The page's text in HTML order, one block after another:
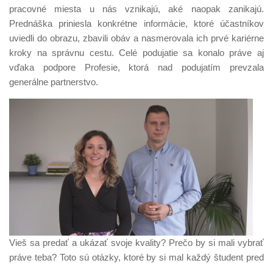
pracovné miesta u nás vznikajú, aké naopak zanikajú.
Prednáška priniesla konkrétne informácie, ktoré účastníkov
uviedli do obrazu, zbavili obáv a nasmerovala ich prvé kariérne
kroky na správnu cestu. Celé podujatie sa konalo práve aj
vďaka podpore Profesie, ktorá nad podujatím prevzala
generálne partnerstvo.
Vieš sa predať a ukázať svoje kvality? Prečo by si mali vybrať
práve teba? Toto sú otázky, ktoré by si mal každý študent pred